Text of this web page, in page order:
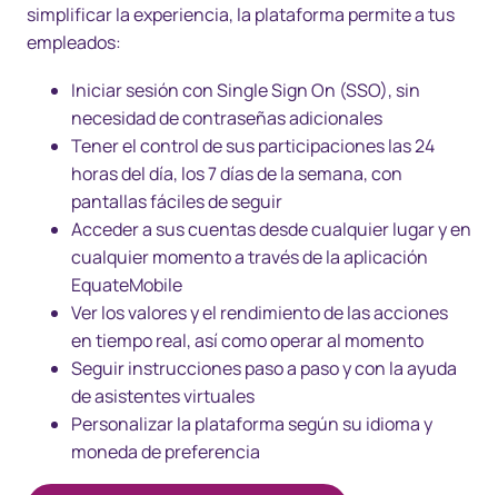
simplificar la experiencia, la plataforma permite a tus
empleados:
Iniciar sesión con Single Sign On (SSO), sin
necesidad de contraseñas adicionales
Tener el control de sus participaciones las 24
horas del día, los 7 días de la semana, con
pantallas fáciles de seguir
Acceder a sus cuentas desde cualquier lugar y en
cualquier momento a través de la aplicación
EquateMobile
Ver los valores y el rendimiento de las acciones
en tiempo real, así como operar al momento
Seguir instrucciones paso a paso y con la ayuda
de asistentes virtuales
Personalizar la plataforma según su idioma y
moneda de preferencia